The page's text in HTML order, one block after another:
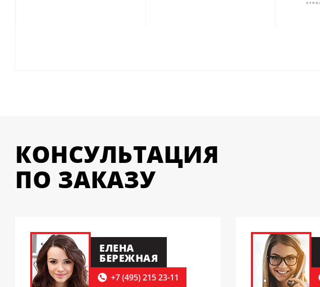
КОНСУЛЬТАЦИЯ
ПО ЗАКАЗУ
ЕЛЕНА
БЕРЕЖНАЯ
+7 (495) 215 23-11